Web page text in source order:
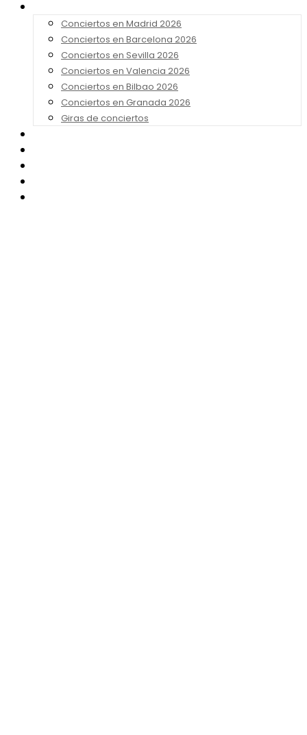
Conciertos en Madrid 2026
Conciertos en Barcelona 2026
Conciertos en Sevilla 2026
Conciertos en Valencia 2026
Conciertos en Bilbao 2026
Conciertos en Granada 2026
Giras de conciertos